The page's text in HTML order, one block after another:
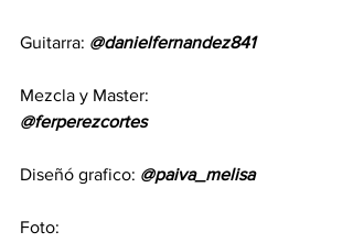
Guitarra: @danielfernandez841
Mezcla y Master:
@ferperezcortes
Diseñó grafico: @paiva_melisa
Foto: